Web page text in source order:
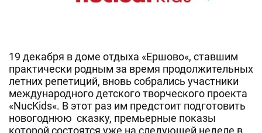
19 декабря в доме отдыха «Ершово«, ставшим
практически родным за время продолжительных
летних репетиций, вновь собрались участники
международного детского творческого проекта
«NuсKids«. В этот раз им предстоит подготовить
новогоднюю сказку, премьерные показы